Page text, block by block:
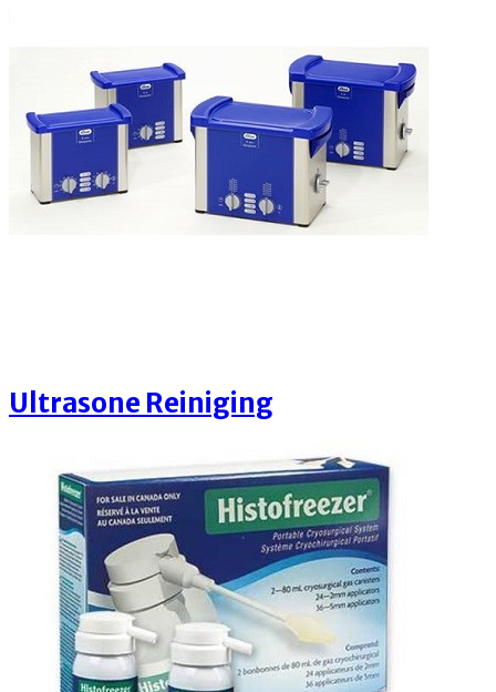
Ultrasone Reiniging